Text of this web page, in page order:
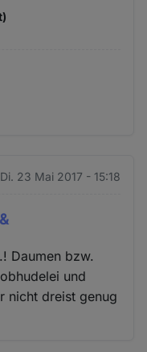
Di. 23 Mai 2017 - 15:18
Daumen bzw.
und
nicht dreist genug